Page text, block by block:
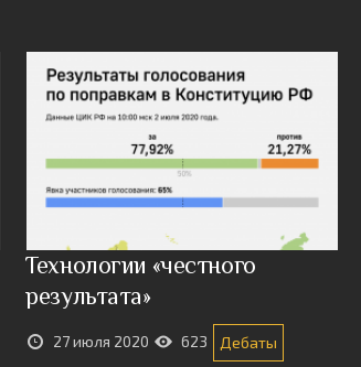
Технологии «честного
результата»
27 июля 2020 623 Дебаты